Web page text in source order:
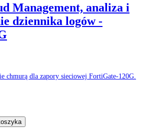
Management, analiza i
dziennika logów -
chmurą dla zapory sieciowej FortiGate-120G.